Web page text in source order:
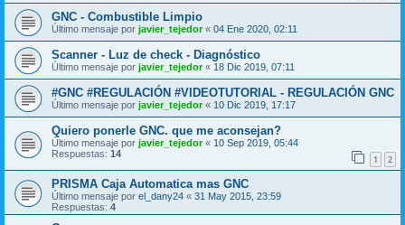
GNC - Combustible Limpio
Último mensaje por javier_tejedor« 04 Ene 2020, 02:11
Scanner - Luz de check - Diagnóstico
Último mensaje por javier_tejedor« 18 Dic 2019, 07:11
#GNC #REGULACIÓN #VIDEOTUTORIAL - REGULACIÓN GNC
Último mensaje por javier_tejedor« 10 Dic 2019, 17:17
Quiero ponerle GNC. que me aconsejan?
Último mensaje por javier_tejedor« 10 Sep 2019, 05:44
Respuestas: 14 1 2
PRISMA Caja Automatica mas GNC
Último mensaje por el_dany24 « 31 May 2015, 23:59
Respuestas: 4